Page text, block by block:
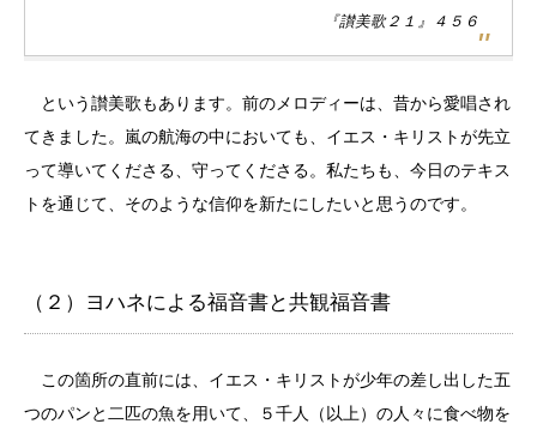
『讃美歌２１』４５６
という讃美歌もあります。前のメロディーは、昔から愛唱され
てきました。嵐の航海の中においても、イエス・キリストが先立
って導いてくださる、守ってくださる。私たちも、今日のテキス
トを通じて、そのような信仰を新たにしたいと思うのです。
（２）ヨハネによる福音書と共観福音書
この箇所の直前には、イエス・キリストが少年の差し出した五
つのパンと二匹の魚を用いて、５千人（以上）の人々に食べ物を